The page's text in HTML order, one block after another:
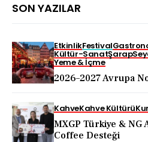
SON YAZILAR
EtkinlikFestival
Kültür-SanatŞarap
Yeme & İçme
2026–2027 Avrupa
KahveKahve Kültürü
MXGP Türkiye & NG
Coffee Desteği